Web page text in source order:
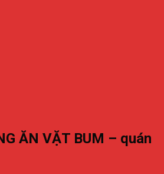
ĂN VẶT BUM – quán